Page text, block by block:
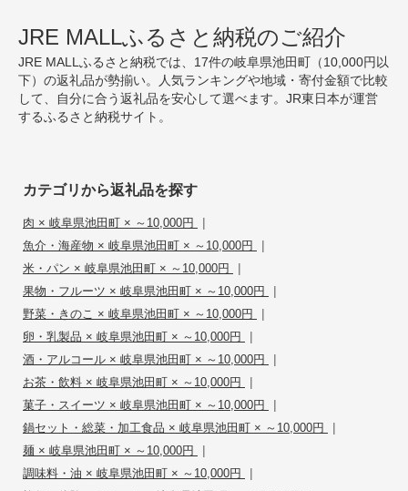
JRE MALLふるさと納税のご紹介
JRE MALLふるさと納税では、17件の岐阜県池田町（10,000円以
下）の返礼品が勢揃い。人気ランキングや地域・寄付金額で比較
して、自分に合う返礼品を安心して選べます。JR東日本が運営
するふるさと納税サイト。
カテゴリから返礼品を探す
肉 × 岐阜県池田町 × ～10,000円 |
魚介・海産物 × 岐阜県池田町 × ～10,000円 |
米・パン × 岐阜県池田町 × ～10,000円 |
果物・フルーツ × 岐阜県池田町 × ～10,000円 |
野菜・きのこ × 岐阜県池田町 × ～10,000円 |
卵・乳製品 × 岐阜県池田町 × ～10,000円 |
酒・アルコール × 岐阜県池田町 × ～10,000円 |
お茶・飲料 × 岐阜県池田町 × ～10,000円 |
菓子・スイーツ × 岐阜県池田町 × ～10,000円 |
鍋セット・総菜・加工食品 × 岐阜県池田町 × ～10,000円 |
麺 × 岐阜県池田町 × ～10,000円 |
調味料・油 × 岐阜県池田町 × ～10,000円 |